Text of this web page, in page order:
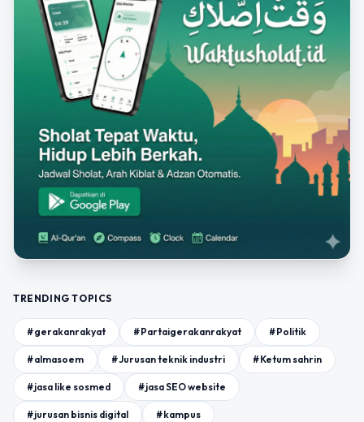
TRENDING TOPICS
#gerakanrakyat #Partaigerakanrakyat #Politik
#almasoem #Jurusan teknik industri #Ketum sahrin
#jasa like sosmed #jasa SEO website
#jurusan bisnis digital #kampus